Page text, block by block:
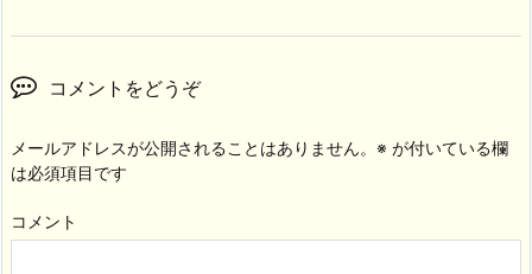
コメントをどうぞ
メールアドレスが公開されることはありません。 ※ が付いている欄
は必須項目です
コメント